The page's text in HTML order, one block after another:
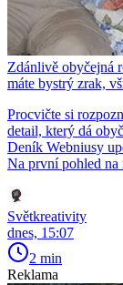
Zdánlivě obyčejná
máte bystrý zrak,
Procvičte si
detail, který dá
Deník Webniusy
Na první pohled
Světkreativity
dnes, 15:07
2 min
Reklama